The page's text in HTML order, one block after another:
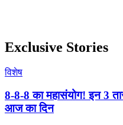
Exclusive Stories
विशेष
8-8-8 का महासंयोग! इन 3
आज का दिन